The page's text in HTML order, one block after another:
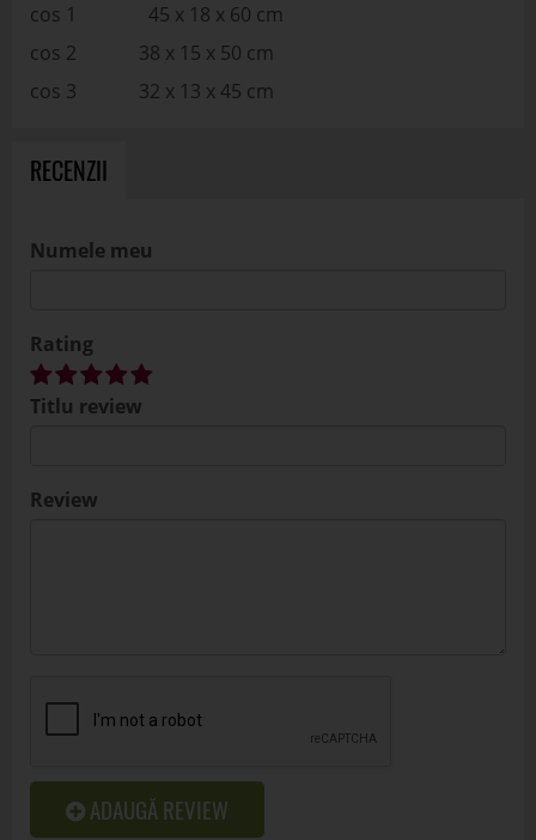
cos 1 45 x 18 x 60 cm
cos 2 38 x 15 x 50 cm
cos 3 32 x 13 x 45 cm
RECENZII
Numele meu
Rating
Titlu review
Review
ADAUGĂ REVIEW